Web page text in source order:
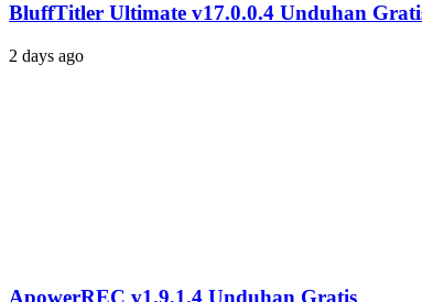
BluffTitler Ultimate v17.0.0.4 Unduhan
2 days ago
ApowerREC v1.9.1.4 Unduhan Gratis